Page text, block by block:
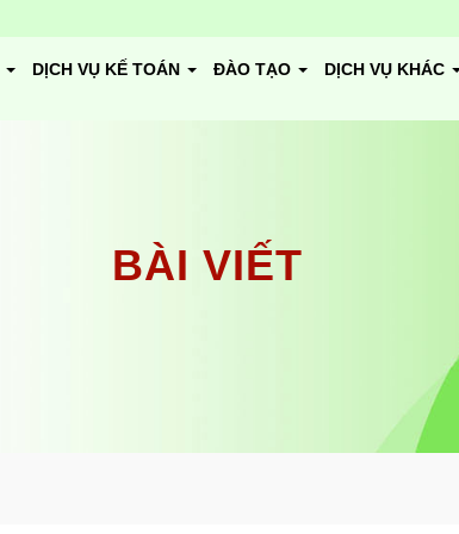
DỊCH VỤ KẾ TOÁN ĐÀO TẠO DỊCH VỤ KHÁC
BÀI VIẾT